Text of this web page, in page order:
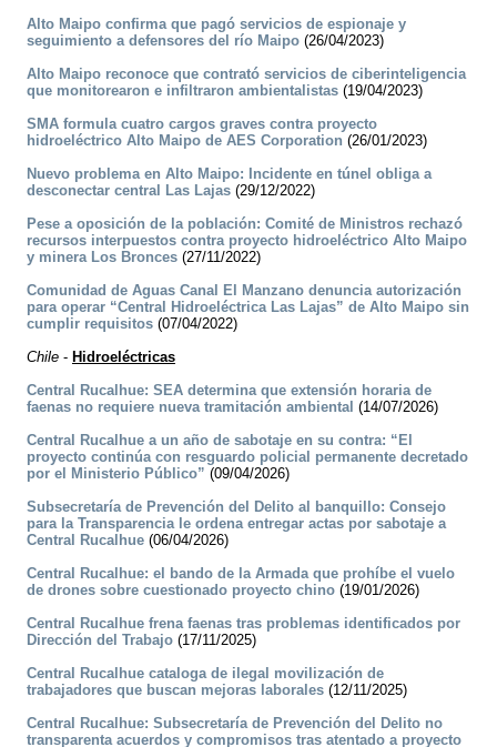
Alto Maipo confirma que pagó servicios de espionaje y
seguimiento a defensores del río Maipo (26/04/2023)
Alto Maipo reconoce que contrató servicios de ciberinteligencia
que monitorearon e infiltraron ambientalistas (19/04/2023)
SMA formula cuatro cargos graves contra proyecto
hidroeléctrico Alto Maipo de AES Corporation (26/01/2023)
Nuevo problema en Alto Maipo: Incidente en túnel obliga a
desconectar central Las Lajas (29/12/2022)
Pese a oposición de la población: Comité de Ministros rechazó
recursos interpuestos contra proyecto hidroeléctrico Alto Maipo
y minera Los Bronces (27/11/2022)
Comunidad de Aguas Canal El Manzano denuncia autorización
para operar “Central Hidroeléctrica Las Lajas” de Alto Maipo sin
cumplir requisitos (07/04/2022)
Chile - Hidroeléctricas
Central Rucalhue: SEA determina que extensión horaria de
faenas no requiere nueva tramitación ambiental (14/07/2026)
Central Rucalhue a un año de sabotaje en su contra: “El
proyecto continúa con resguardo policial permanente decretado
por el Ministerio Público” (09/04/2026)
Subsecretaría de Prevención del Delito al banquillo: Consejo
para la Transparencia le ordena entregar actas por sabotaje a
Central Rucalhue (06/04/2026)
Central Rucalhue: el bando de la Armada que prohíbe el vuelo
de drones sobre cuestionado proyecto chino (19/01/2026)
Central Rucalhue frena faenas tras problemas identificados por
Dirección del Trabajo (17/11/2025)
Central Rucalhue cataloga de ilegal movilización de
trabajadores que buscan mejoras laborales (12/11/2025)
Central Rucalhue: Subsecretaría de Prevención del Delito no
transparenta acuerdos y compromisos tras atentado a proyecto